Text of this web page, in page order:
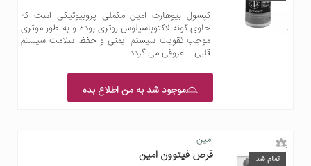
کپسول بیوهارت امین مکملی پروبیوتیکی است که
حاوی گونه لاکتوباسیلوس روتری بوده و به طور موثری
موجب تقویت سیستم ایمنی و حفظ سلامت سیستم
قلبی – عروقی می گردد
موجود شد به من اطلاع بده
تمام شد
امین
قرص فیتوون امین